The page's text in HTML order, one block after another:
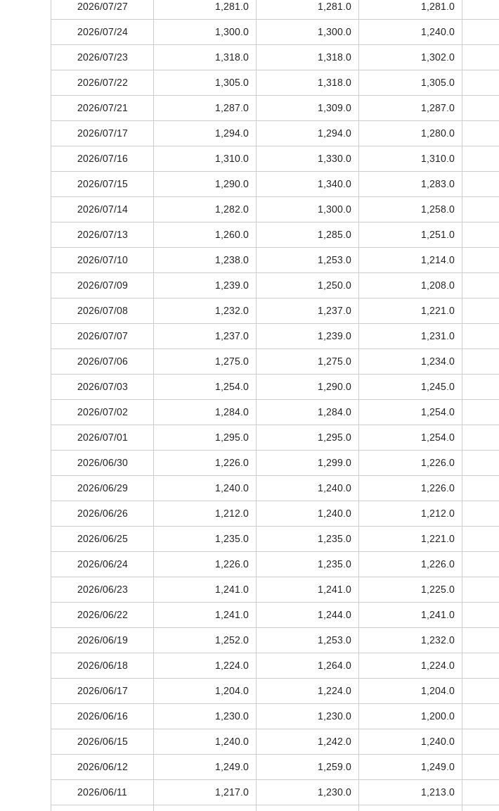
2026/07/27 1,281.0 1,281.0 1,281.0
2026/07/24 1,300.0 1,300.0 1,240.0
2026/07/23 1,318.0 1,318.0 1,302.0
2026/07/22 1,305.0 1,318.0 1,305.0
2026/07/21 1,287.0 1,309.0 1,287.0
2026/07/17 1,294.0 1,294.0 1,280.0
2026/07/16 1,310.0 1,330.0 1,310.0
2026/07/15 1,290.0 1,340.0 1,283.0
2026/07/14 1,282.0 1,300.0 1,258.0
2026/07/13 1,260.0 1,285.0 1,251.0
2026/07/10 1,238.0 1,253.0 1,214.0
2026/07/09 1,239.0 1,250.0 1,208.0
2026/07/08 1,232.0 1,237.0 1,221.0
2026/07/07 1,237.0 1,239.0 1,231.0
2026/07/06 1,275.0 1,275.0 1,234.0
2026/07/03 1,254.0 1,290.0 1,245.0
2026/07/02 1,284.0 1,284.0 1,254.0
2026/07/01 1,295.0 1,295.0 1,254.0
2026/06/30 1,226.0 1,299.0 1,226.0
2026/06/29 1,240.0 1,240.0 1,226.0
2026/06/26 1,212.0 1,240.0 1,212.0
2026/06/25 1,235.0 1,235.0 1,221.0
2026/06/24 1,226.0 1,235.0 1,226.0
2026/06/23 1,241.0 1,241.0 1,225.0
2026/06/22 1,241.0 1,244.0 1,241.0
2026/06/19 1,252.0 1,253.0 1,232.0
2026/06/18 1,224.0 1,264.0 1,224.0
2026/06/17 1,204.0 1,224.0 1,204.0
2026/06/16 1,230.0 1,230.0 1,200.0
2026/06/15 1,240.0 1,242.0 1,240.0
2026/06/12 1,249.0 1,259.0 1,249.0
2026/06/11 1,217.0 1,230.0 1,213.0